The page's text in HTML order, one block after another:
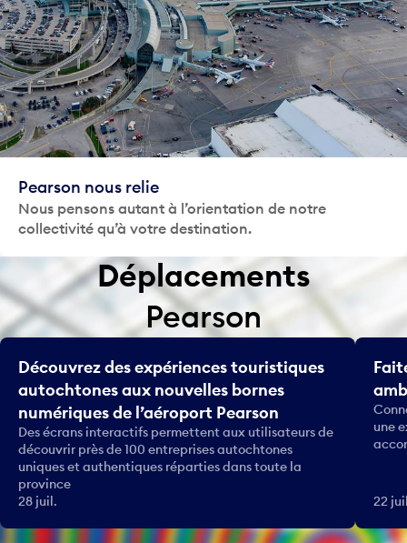
Pearson nous relie
Nous pensons autant à l’orientation de notre
collectivité qu’à votre destination.
Déplacements
Pearson
Découvrez des expériences touristiques
autochtones aux nouvelles bornes
numériques de l’aéroport Pearson
Des écrans interactifs permettent aux utilisateurs de
découvrir près de 100 entreprises autochtones
uniques et authentiques réparties dans toute la
province
28 juil.
une
22